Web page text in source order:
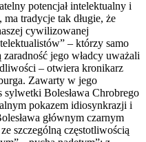
potencjał intelektualny i
tradycje tak długie, że
cywilizowanej
– którzy samo
jego władcy uważali
– otwiera kronikarz
Zawarty w jego
Bolesława Chrobrego
pokazem idiosynkrazji i
głównym czarnym
szczególną częstotliwością